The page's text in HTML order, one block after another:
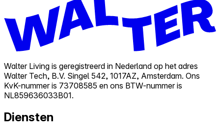
Walter Living is geregistreerd in Nederland op het adres
Walter Tech, B.V. Singel 542, 1017AZ, Amsterdam. Ons
KvK-nummer is 73708585 en ons BTW-nummer is
NL859636033B01.
Diensten